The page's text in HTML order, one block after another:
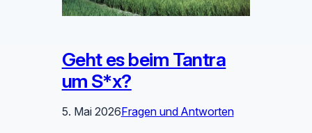
Geht es beim Tantra
um S*x?
5. Mai 2026Fragen und Antworten